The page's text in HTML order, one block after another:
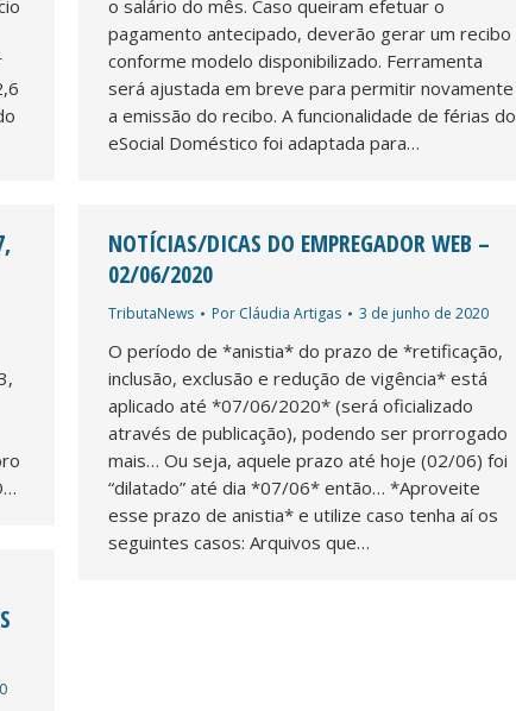
o salário do mês. Caso queiram efetuar o
pagamento antecipado, deverão gerar um recibo
conforme modelo disponibilizado. Ferramenta
será ajustada em breve para permitir novamente
a emissão do recibo. A funcionalidade de férias do
eSocial Doméstico foi adaptada para…
NOTÍCIAS/DICAS DO EMPREGADOR WEB –
02/06/2020
TributaNews Por Cláudia Artigas 3 de junho de 2020
O período de *anistia* do prazo de *retificação,
inclusão, exclusão e redução de vigência* está
aplicado até *07/06/2020* (será oficializado
através de publicação), podendo ser prorrogado
mais… Ou seja, aquele prazo até hoje (02/06) foi
“dilatado” até dia *07/06* então… *Aproveite
esse prazo de anistia* e utilize caso tenha aí os
seguintes casos: Arquivos que…